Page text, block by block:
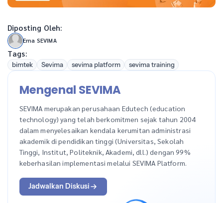
Diposting Oleh:
Erna SEVIMA
Tags:
bimtek Sevima sevima platform sevima training
Mengenal SEVIMA
SEVIMA merupakan perusahaan Edutech (education
technology) yang telah berkomitmen sejak tahun 2004
dalam menyelesaikan kendala kerumitan administrasi
akademik di pendidikan tinggi (Universitas, Sekolah
Tinggi, Institut, Politeknik, Akademi, dll.) dengan 99%
keberhasilan implementasi melalui SEVIMA Platform.
Jadwalkan Diskusi